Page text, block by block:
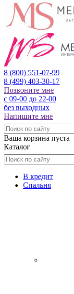
8 (800) 551-07-99
8 (499) 403-30-17
Позвоните мне
с 09-00 до 22-00
без выходных
Напишите мне
Ваша корзина пуста
Каталог
В кредит
Спальня